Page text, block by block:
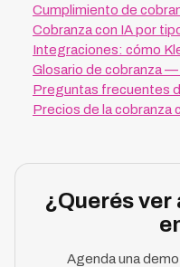
Cumplimiento de
Cobranza con IA por
Integraciones: cómo
Glosario de cobranza
Preguntas frecuentes
Precios de la cobranza
¿Querés
Agenda una